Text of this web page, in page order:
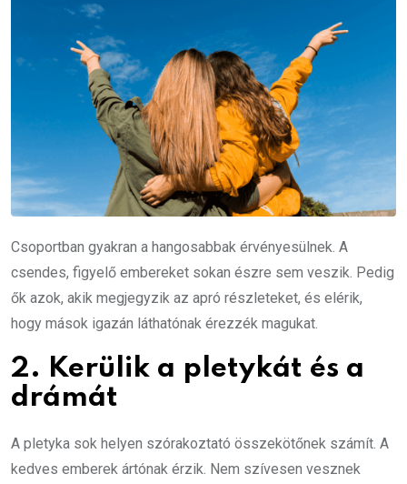
Csoportban gyakran a hangosabbak érvényesülnek. A
csendes, figyelő embereket sokan észre sem veszik. Pedig
ők azok, akik megjegyzik az apró részleteket, és elérik,
hogy mások igazán láthatónak érezzék magukat.
2. Kerülik a pletykát és a
drámát
A pletyka sok helyen szórakoztató összekötőnek számít. A
kedves emberek ártónak érzik. Nem szívesen vesznek